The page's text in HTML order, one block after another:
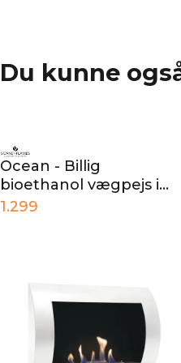
Du kunne
Ocean - Billig
bioethanol vægpejs i
hvid
1.299